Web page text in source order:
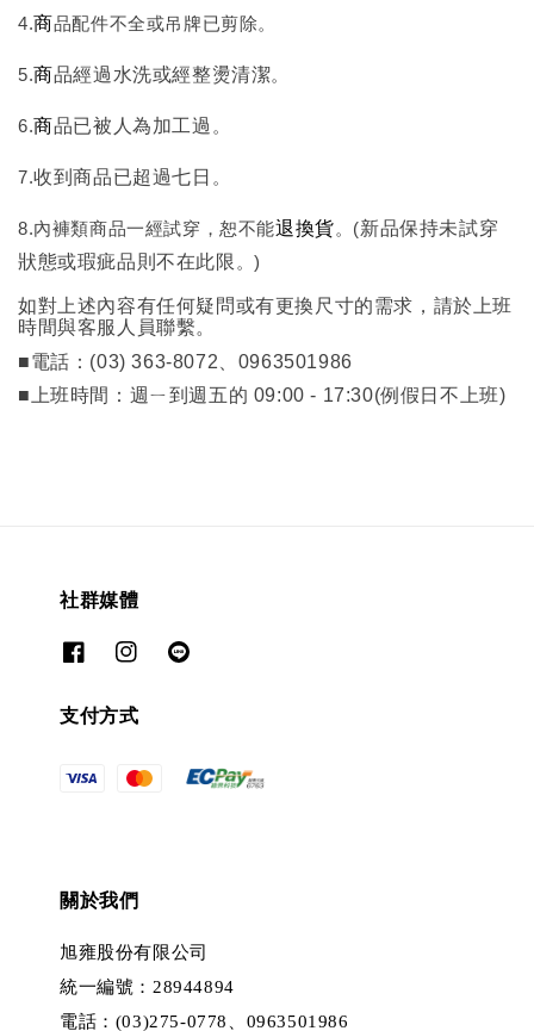
4.商品配件不全或吊牌已剪除。
5.商品經過水洗或經整燙清潔。
6.商品已被人為加工過 。
7.收到商品已超過七日 。
8.內褲類商品一經試穿，恕不能退換貨。 (新品保持未試穿
狀態或瑕疵品則不在此限 。)
如對上述內容有任何疑問或有更換尺寸的需求，請於上班
時間與客服人員聯繫。
■電話：(03) 363-8072、0963501986
■ 上班時間：週ㄧ到週五的 09:00 - 17:30(例假日不上班)
社群媒體
支付方式
關於我們
旭雍股份有限公司
統一編號：28944894
電話：(03)275-0778、0963501986